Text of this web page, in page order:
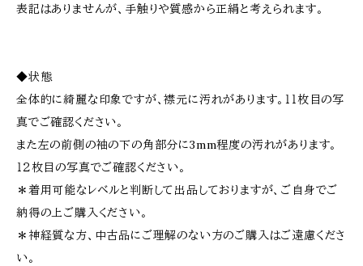
表記はありませんが、手触りや質感から正絹と考えられます。
◆状態
全体的に綺麗な印象ですが、襟元に汚れがあります。１１枚目の写
真でご確認ください。
また左の前側の袖の下の角部分に3mm程度の汚れがあります。
１２枚目の写真でご確認ください。
＊着用可能なレベルと判断して出品しておりますが、ご自身でご
納得の上ご購入ください。
＊神経質な方、中古品にご理解のない方のご購入はご遠慮くださ
い。